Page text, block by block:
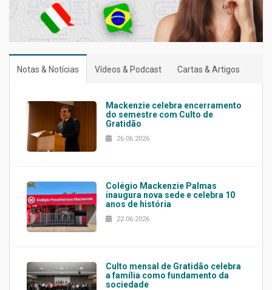
Notas & Notícias Vídeos & Podcast Cartas & Artigos
Mackenzie celebra encerramento
do semestre com Culto de
Gratidão
26.06.2026
Colégio Mackenzie Palmas
inaugura nova sede e celebra 10
anos de história
22.06.2026
Culto mensal de Gratidão celebra
a família como fundamento da
sociedade